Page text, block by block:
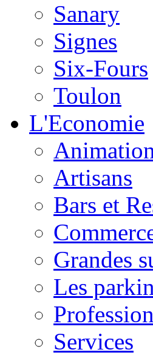
Sanary
Signes
Six-Fours
Toulon
L'Economie
Artisans
Bars et
Grandes
Les
Services